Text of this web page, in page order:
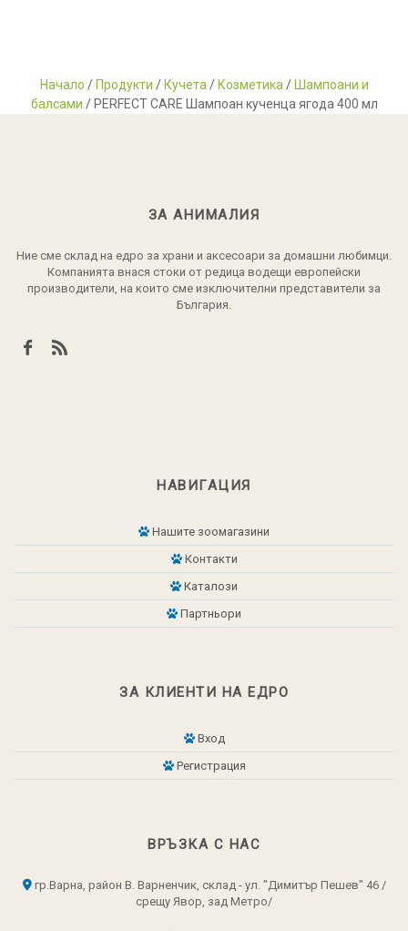
Начало / Продукти / Кучета / Козметика / Шампоани и
балсами / PERFECT CARE Шампоан кученца ягода 400 мл
ЗА АНИМАЛИЯ
Ние сме склад на едро за храни и аксесоари за домашни любимци.
Компанията внася стоки от редица водещи европейски
производители, на които сме изключителни представители за
България.
НАВИГАЦИЯ
Нашите зоомагазини
Контакти
Каталози
Партньори
ЗА КЛИЕНТИ НА ЕДРО
Вход
Регистрация
ВРЪЗКА С НАС
гр.Варна, район В. Варненчик, склад - ул. "Димитър Пешев" 46 /
срещу Явор, зад Метро/